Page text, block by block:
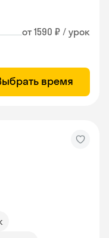
от 1590 ₽ / урок
время